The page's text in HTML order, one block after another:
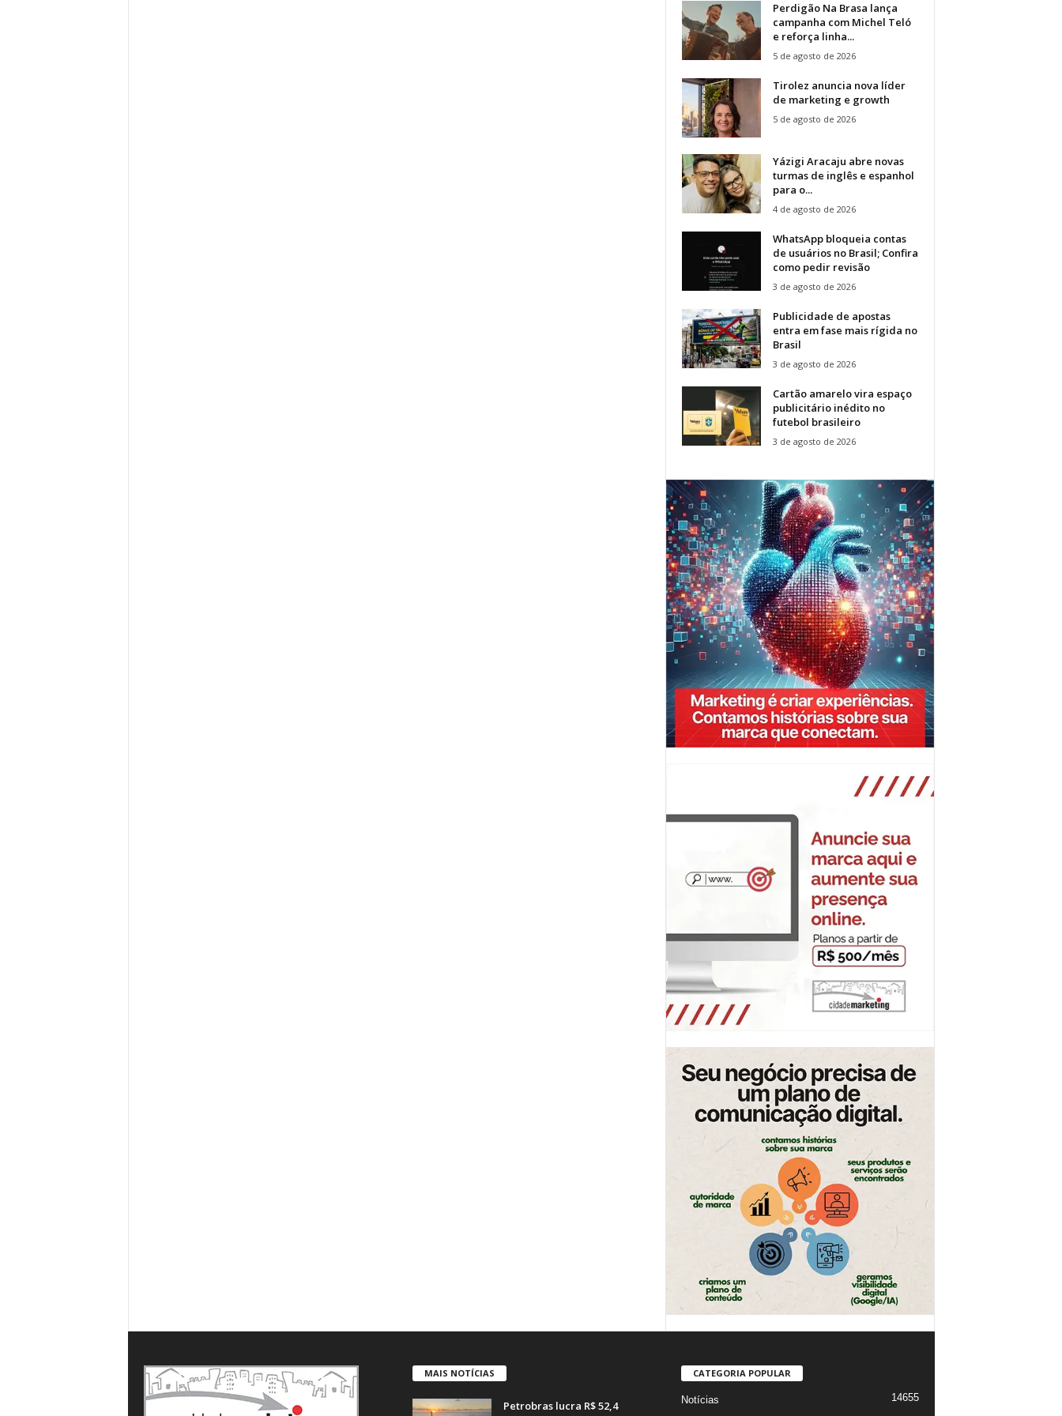
Perdigão Na Brasa lança
campanha com Michel Teló
e reforça linha...
5 de agosto de 2026
Tirolez anuncia nova líder
de marketing e growth
5 de agosto de 2026
Yázigi Aracaju abre novas
turmas de inglês e espanhol
para o...
4 de agosto de 2026
WhatsApp bloqueia contas
de usuários no Brasil; Confira
como pedir revisão
3 de agosto de 2026
Publicidade de apostas
entra em fase mais rígida no
Brasil
3 de agosto de 2026
Cartão amarelo vira espaço
publicitário inédito no
futebol brasileiro
3 de agosto de 2026
MAIS NOTÍCIAS
Petrobras lucra R$ 52,4
CATEGORIA POPULAR
Notícias
14655